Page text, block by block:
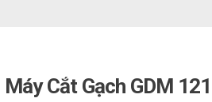
Máy Cắt Gạch GDM 121